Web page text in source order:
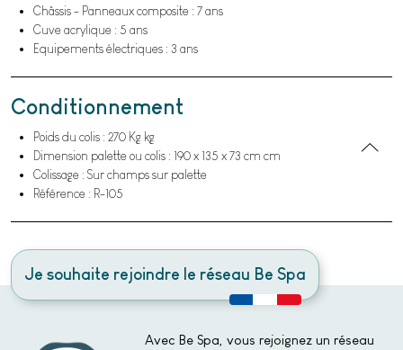
Châssis - Panneaux composite : 7 ans
Cuve acrylique : 5 ans
Equipements électriques : 3 ans
Conditionnement
Poids du colis : 270 Kg kg
Dimension palette ou colis : 190 x 135 x 73 cm cm
Colissage : Sur champs sur palette
Référence : R-105
Je souhaite rejoindre le réseau Be Spa
Avec Be Spa, vous rejoignez un réseau